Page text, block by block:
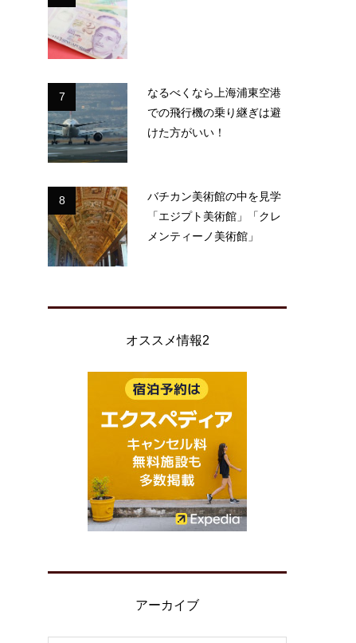
7
なるべくなら上海浦東空港
での飛行機の乗り継ぎは避
けた方がいい！
8
バチカン美術館の中を見学
「エジプト美術館」「クレ
メンティーノ美術館」
オススメ情報2
アーカイブ